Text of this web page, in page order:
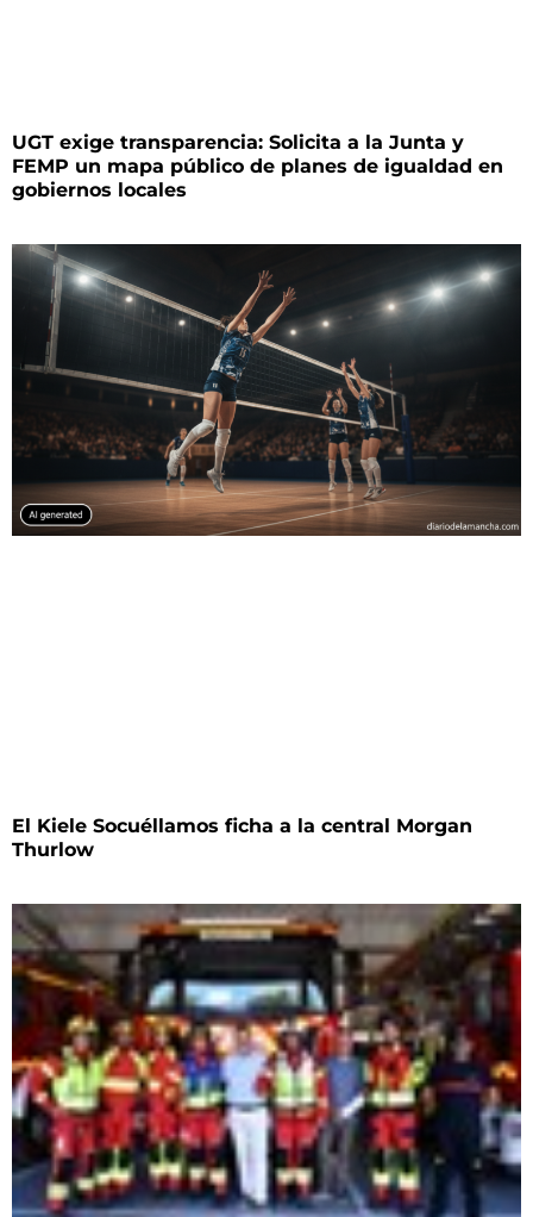
UGT exige transparencia: Solicita a la Junta y
FEMP un mapa público de planes de igualdad en
gobiernos locales
El Kiele Socuéllamos ficha a la central Morgan
Thurlow